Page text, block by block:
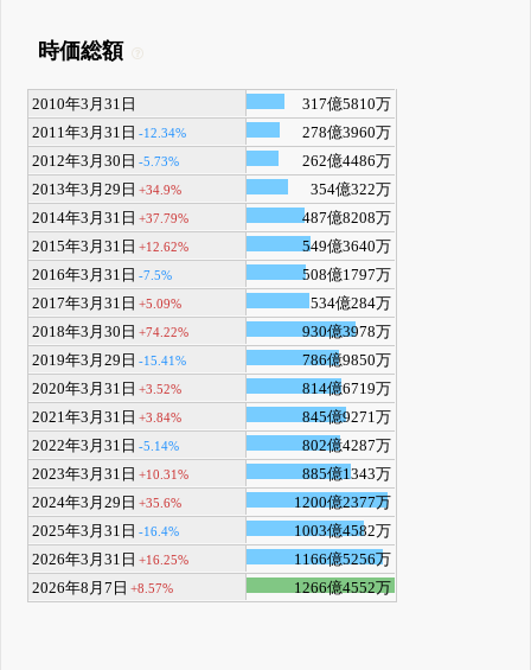
時価総額
2010年3月31日
317億5810万
2011年3月31日 -12.34%
278億3960万
2012年3月30日 -5.73%
262億4486万
2013年3月29日 +34.9%
354億322万
2014年3月31日 +37.79%
487億8208万
2015年3月31日 +12.62%
549億3640万
2016年3月31日 -7.5%
508億1797万
2017年3月31日 +5.09%
534億284万
2018年3月30日 +74.22%
930億3978万
2019年3月29日 -15.41%
786億9850万
2020年3月31日 +3.52%
814億6719万
2021年3月31日 +3.84%
845億9271万
2022年3月31日 -5.14%
802億4287万
2023年3月31日 +10.31%
885億1343万
2024年3月29日 +35.6%
1200億2377万
2025年3月31日 -16.4%
1003億4582万
2026年3月31日 +16.25%
1166億5256万
2026年8月7日 +8.57% 1266億4552万